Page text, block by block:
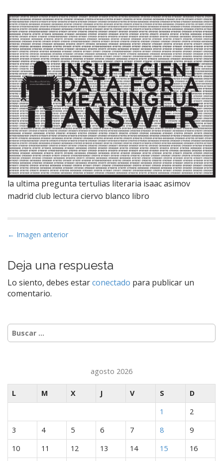
la ultima pregunta tertulias literaria isaac asimov
madrid club lectura ciervo blanco libro
N
v
e
g
a
i
ó
e
n
a
d
← Imagen anterior
Deja una respuesta
Lo siento, debes estarconectado para publicar un
comentario.
Buscar:
agosto 2026
L M X J V S
D
1
2
3
4 5 6 7 8
9
10
11 12 13 14 15
16